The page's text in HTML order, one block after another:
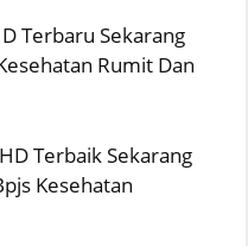
Terbaru Sekarang
Rumit Dan
Terbaik Sekarang
Kesehatan